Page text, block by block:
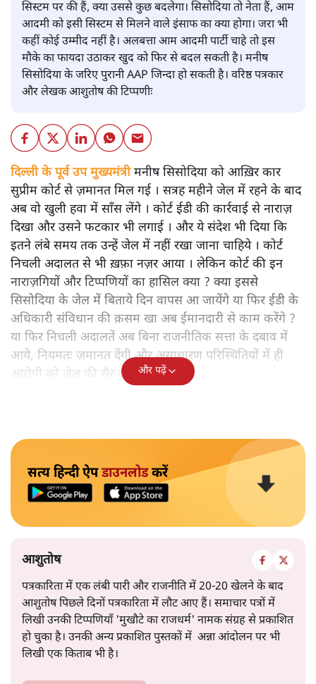
सिस्टम पर की हैं, क्या उससे कुछ बदलेगा। सिसोदिया तो नेता हैं, आम
आदमी को इसी सिस्टम से मिलने वाले इंसाफ का क्या होगा। जरा भी
कहीं कोई उम्मीद नहीं है। अलबत्ता आम आदमी पार्टी चाहे तो इस
मौके का फायदा उठाकर खुद को फिर से बदल सकती है। मनीष
सिसोदिया के जरिए पुरानी AAP जिन्दा हो सकती है। वरिष्ठ पत्रकार
और लेखक आशुतोष की टिप्पणीः
दिल्ली के पूर्व उप मुख्यमंत्रीमनीष सिसोदिया को आख़िर कार
सुप्रीम कोर्ट से ज़मानत मिल गई । सत्रह महीने जेल में रहने के बाद
अब वो खुली हवा में साँस लेंगे । कोर्ट ईडी की कार्रवाई से नाराज़
दिखा और उसने फटकार भी लगाई । और ये संदेश भी दिया कि
इतने लंबे समय तक उन्हें जेल में नहीं रखा जाना चाहिये । कोर्ट
निचली अदालत से भी ख़फ़ा नज़र आया । लेकिन कोर्ट की इन
नाराज़गियों और टिप्पणियों का हासिल क्या ? क्या इससे
सिसोदिया के जेल में बिताये दिन वापस आ जायेंगे या फिर ईडी के
अधिकारी संविधान की क़सम खा अब ईमानदारी से काम करेंगे ?
या फिर निचली अदालतें अब बिना राजनीतिक सत्ता के दबाव में
आये, नियमतः ज़मानत देंगी और असाधारण परिस्थितियों में ही
आरोपी को जेल की सैर करनी होगी ?
और पढ़ें
सत्य हिन्दी ऐपडाउनलोडकरें
आशुतोष
पत्रकारिता में एक लंबी पारी और राजनीति में 20-20 खेलने के बाद
आशुतोष पिछले दिनों पत्रकारिता में लौट आए हैं। समाचार पत्रों में
लिखी उनकी टिप्पणियाँ 'मुखौटे का राजधर्म' नामक संग्रह से प्रकाशित
हो चुका है। उनकी अन्य प्रकाशित पुस्तकों में अन्ना आंदोलन पर भी
लिखी एक किताब भी है।